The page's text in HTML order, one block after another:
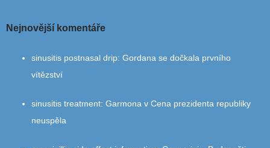
Nejnovější komentáře
sinusitis postnasal drip: Gordana se dočkala prvního
vítězství
sinusitis treatment: Garmona v Cena prezidenta republiky
neuspěla